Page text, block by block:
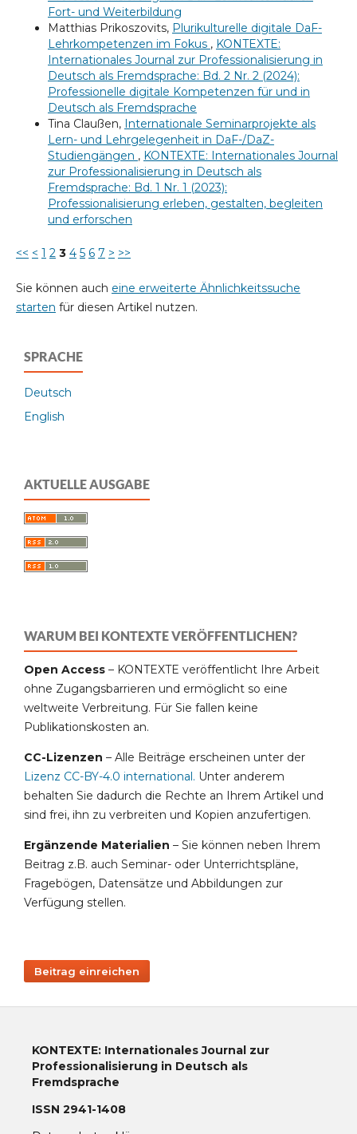
Fort- und Weiterbildung
Matthias Prikoszovits, Plurikulturelle digitale DaF-
Lehrkompetenzen im Fokus , KONTEXTE:
Internationales Journal zur Professionalisierung in
Deutsch als Fremdsprache: Bd. 2 Nr. 2 (2024):
Professionelle digitale Kompetenzen für und in
Deutsch als Fremdsprache
Tina Claußen, Internationale Seminarprojekte als
Lern- und Lehrgelegenheit in DaF-/DaZ-
Studiengängen , KONTEXTE: Internationales Journal
zur Professionalisierung in Deutsch als
Fremdsprache: Bd. 1 Nr. 1 (2023):
Professionalisierung erleben, gestalten, begleiten
und erforschen
<< < 1 2 3 4 5 6 7 > >>
Sie können auch eine erweiterte Ähnlichkeitssuche
starten für diesen Artikel nutzen.
SPRACHE
Deutsch
English
AKTUELLE AUSGABE
WARUM BEI KONTEXTE VERÖFFENTLICHEN?
Open Access – KONTEXTE veröffentlicht Ihre Arbeit
ohne Zugangsbarrieren und ermöglicht so eine
weltweite Verbreitung. Für Sie fallen keine
Publikationskosten an.
CC-Lizenzen – Alle Beiträge erscheinen unter der
Lizenz CC-BY-4.0 international. Unter anderem
behalten Sie dadurch die Rechte an Ihrem Artikel und
sind frei, ihn zu verbreiten und Kopien anzufertigen.
Ergänzende Materialien – Sie können neben Ihrem
Beitrag z.B. auch Seminar- oder Unterrichtspläne,
Fragebögen, Datensätze und Abbildungen zur
Verfügung stellen.
Beitrag einreichen
KONTEXTE: Internationales Journal zur
Professionalisierung in Deutsch als
Fremdsprache
ISSN 2941-1408